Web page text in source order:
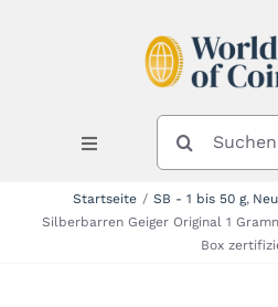
Toggle
Navigation
SUCHE
NACH:
Startseite SB - 1 bis 50 g
Silberbarren Geiger Original 1
Box